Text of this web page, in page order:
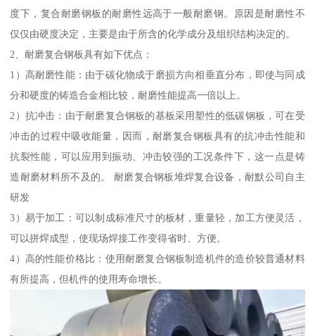
度下，复合耐磨钢板的耐磨性远高于一般耐磨钢。原因是耐磨性不
仅仅由硬度决定，主要是由于所含的化学成分及组织结构决定的。
2、耐磨复合钢板具有如下优点：
1）高耐磨性能：由于碳化物成于磨损方向相垂直分布，即使与同成
分和硬度的铸造合金相比较，耐磨性能提高一倍以上。
2）抗冲击：由于耐磨复合钢板的基板采用塑性的低碳钢板，可在受
冲击的过程中吸收能量，因而，耐磨复合钢板具有的抗冲击性能和
抗裂性能，可以应用到振动、冲击较强的工况条件下，这一点是铸
造耐磨材料所不及的。 耐磨复合钢板堆焊复合设备，耐默公司自主
研发
3）易于加工：可以制成标准尺寸的板材，重量轻，加工方便灵活，
可以拼焊成型，使现场焊接工作变得省时、方便。
4）高的性能价格比：使用耐磨复合钢板制造机件的造价较普通材料
有所提高，但机件的使用寿命增长。